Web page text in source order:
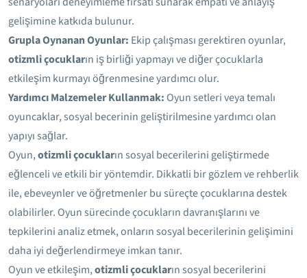
gelişimine katkıda bulunur.
Grupla Oynanan Oyunlar: Ekip çalışması gerektiren oyunlar,
otizmli çocukların iş birliği yapmayı ve diğer çocuklarla
etkileşim kurmayı öğrenmesine yardımcı olur.
Yardımcı Malzemeler Kullanmak:Oyun setleri veya temalı
oyuncaklar, sosyal becerinin geliştirilmesine yardımcı olan
yapıyı sağlar.
Oyun,otizmli çocukların sosyal becerilerini geliştirmede
eğlenceli ve etkili bir yöntemdir. Dikkatli bir gözlem ve rehberlik
ile, ebeveynler ve öğretmenler bu süreçte çocuklarına destek
olabilirler. Oyun sürecinde çocukların davranışlarını ve
tepkilerini analiz etmek, onların sosyal becerilerinin gelişimini
daha iyi değerlendirmeye imkan tanır.
Oyun ve etkileşim,otizmli çocukların sosyal becerilerini